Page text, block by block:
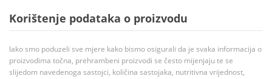
Korištenje podataka o proizvodu
Iako smo poduzeli sve mjere kako bismo osigurali da je svaka informacija o
proizvodima točna, prehrambeni proizvodi se često mijenjaju te se
slijedom navedenoga sastojci, količina sastojaka, nutritivna vrijednost,